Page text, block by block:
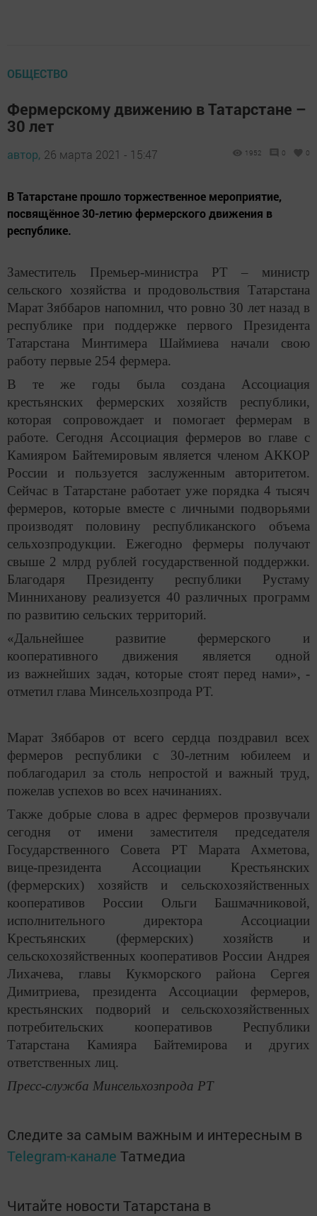
ОБЩЕСТВО
Фермерскому движению в Татарстане –
30 лет
автор, 26 марта 2021 - 15:47 1952 0 0
В Татарстане прошло торжественное мероприятие,
посвящённое 30-летию фермерского движения в
республике.
Заместитель Премьер-министра РТ – министр
сельского хозяйства и продовольствия Татарстана
Марат Зяббаров напомнил, что ровно 30 лет назад в
республике при поддержке первого Президента
Татарстана Минтимера Шаймиева начали свою
работу первые 254 фермера.
В те же годы была создана Ассоциация
крестьянских фермерских хозяйств республики,
которая сопровождает и помогает фермерам в
работе. Сегодня Ассоциация фермеров во главе с
Камияром Байтемировым является членом АККОР
России и пользуется заслуженным авторитетом.
Сейчас в Татарстане работает уже порядка 4 тысяч
фермеров, которые вместе с личными подворьями
производят половину республиканского объема
сельхозпродукции. Ежегодно фермеры получают
свыше 2 млрд рублей государственной поддержки.
Благодаря Президенту республики Рустаму
Минниханову реализуется 40 различных программ
по развитию сельских территорий.
«Дальнейшее развитие фермерского и
кооперативного движения является одной
из важнейших задач, которые стоят перед нами», -
отметил глава Минсельхозпрода РТ.
Марат Зяббаров от всего сердца поздравил всех
фермеров республики с 30-летним юбилеем и
поблагодарил за столь непростой и важный труд,
пожелав успехов во всех начинаниях.
Также добрые слова в адрес фермеров прозвучали
сегодня от имени заместителя председателя
Государственного Совета РТ Марата Ахметова,
вице-президента Ассоциации Крестьянских
(фермерских) хозяйств и сельскохозяйственных
кооперативов России Ольги Башмачниковой,
исполнительного директора Ассоциации
Крестьянских (фермерских) хозяйств и
сельскохозяйственных кооперативов России Андрея
Лихачева, главы Кукморского района Сергея
Димитриева, президента Ассоциации фермеров,
крестьянских подворий и сельскохозяйственных
потребительских кооперативов Республики
Татарстана Камияра Байтемирова и других
ответственных лиц.
Пресс-служба Минсельхозпрода РТ
Следите за самым важным и интересным в
Telegram-канале Татмедиа
Читайте новости Татарстана в